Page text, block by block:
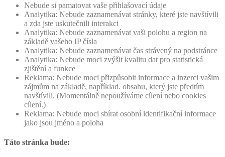
Nebude si pamatovat vaše přihlašovací údaje
Analytika: Nebude zaznamenávat stránky, které jste navštívili
a zda jste uskutečnili interakci
Analytika: Nebude zaznamenávat vaši polohu a region na
základě vašeho IP čísla
Analytika: Nebude zaznamenávat čas strávený na podstránce
Analytika: Nebude moci zvýšit kvalitu dat pro statistická
zjištění a funkce
Reklama: Nebude moci přizpůsobit informace a inzerci vašim
zájmům na základě, například. obsahu, který jste předtím
navštívili. (Momentálně nepoužíváme cílení nebo cookies
cílení.)
Reklama: Nebude moci sbírat osobní identifikační informace
jako jsou jméno a poloha
Táto stránka bude: